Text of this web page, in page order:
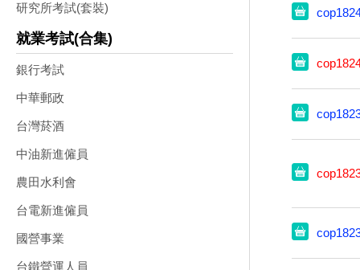
研究所考試(套裝)
就業考試(合集)
銀行考試
中華郵政
台灣菸酒
中油新進僱員
農田水利會
台電新進僱員
國營事業
台鐵營運人員